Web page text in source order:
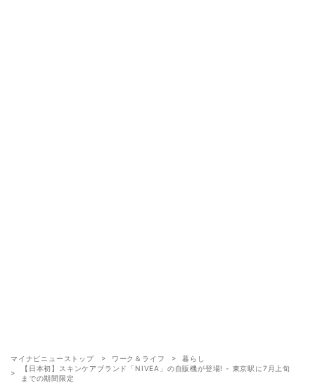
マイナビニューストップ ワーク＆ライフ
暮らし
【日本初】スキンケアブランド「NIVEA」の自販機が登場! - 東京駅に7月上旬
までの期間限定